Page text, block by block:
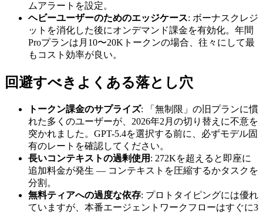
ムアラートを設定。
ヘビーユーザーのためのエッジケース: ボーナスクレジ
ットを消化した後にオンデマンド課金を有効化。年間
Proプランは月10〜20Kトークンの場合、往々にして最
もコスト効率が良い。
回避すべきよくある落とし穴
トークン課金のサプライズ: 「無制限」の旧プランに慣
れた多くのユーザーが、2026年2月の切り替えに不意を
突かれました。GPT-5.4を選択する前に、必ずモデル固
有のレートを確認してください。
長いコンテキストの過剰使用 : 272Kを超えると即座に
追加料金が発生 — コンテキストを圧縮するかタスクを
分割。
無料ティアへの過度な依存: プロトタイピングには優れ
ていますが、本番エージェントワークフローはすぐに3